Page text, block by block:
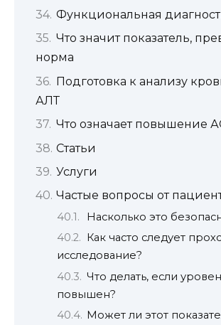
Функциональная
Что значит показатель,
норма
Подготовка к анализу
АЛТ
Что означает повышение
Статьи
Услуги
Частые вопросы от
Насколько это
Как часто следует
исследование?
Что делать, если
повышен?
Может ли этот